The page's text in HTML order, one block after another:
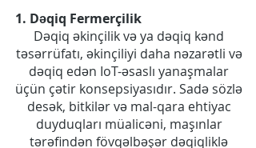
1. Dəqiq Fermerçilik
Dəqiq əkinçilik və ya dəqiq kənd
təsərrüfatı, əkinçiliyi daha nəzarətli və
dəqiq edən IoT-əsaslı yanaşmalar
üçün çətir konsepsiyasıdır. Sadə sözlə
desək, bitkilər və mal-qara ehtiyac
duyduqları müalicəni, maşınlar
tərəfindən fövqəlbəşər dəqiqliklə